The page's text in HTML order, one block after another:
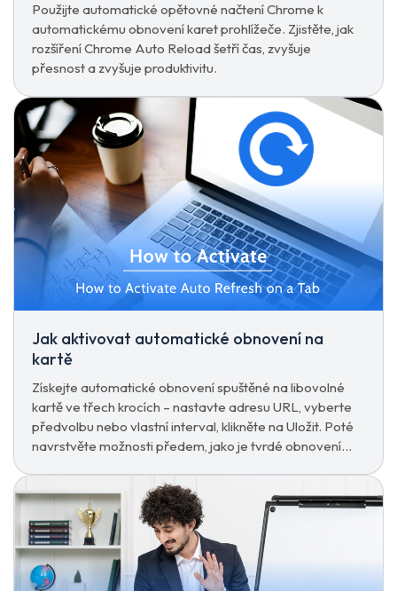
Použijte automatické opětovné načtení Chrome k
automatickému obnovení karet prohlížeče. Zjistěte, jak
rozšíření Chrome Auto Reload šetří čas, zvyšuje
přesnost a zvyšuje produktivitu.
Jak aktivovat automatické obnovení na
kartě
Získejte automatické obnovení spuštěné na libovolné
kartě ve třech krocích – nastavte adresu URL, vyberte
předvolbu nebo vlastní interval, klikněte na Uložit. Poté
navrstvěte možnosti předem, jako je tvrdé obnovení